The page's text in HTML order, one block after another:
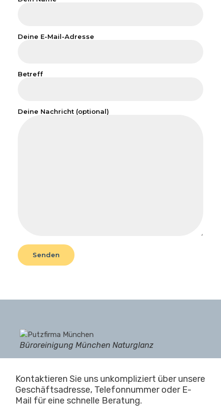
Deine E-Mail-Adresse
Betreff
Deine Nachricht (optional)
Büroreinigung München Naturglanz
Kontaktieren Sie uns unkompliziert über unsere
Geschäftsadresse, Telefonnummer oder E-
Mail für eine schnelle Beratung.